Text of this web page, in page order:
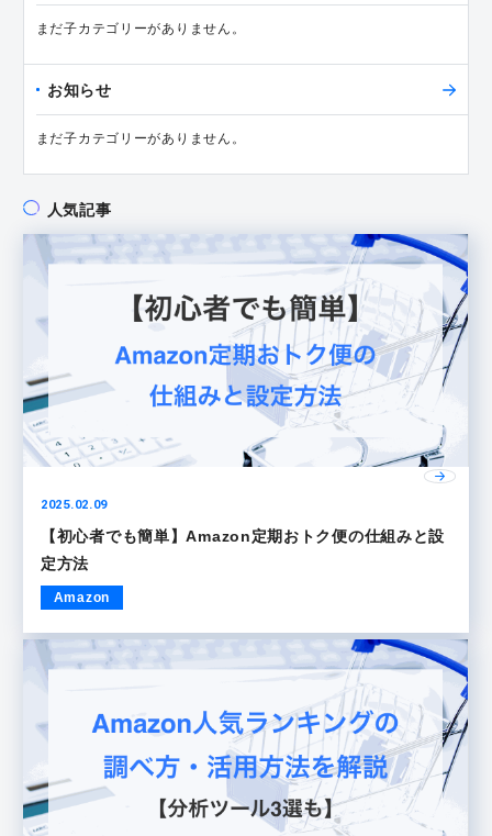
まだ子カテゴリーがありません。
お知らせ
まだ子カテゴリーがありません。
人気記事
2025.02.09
【初心者でも簡単】Amazon定期おトク便の仕組みと設
定方法
Amazon